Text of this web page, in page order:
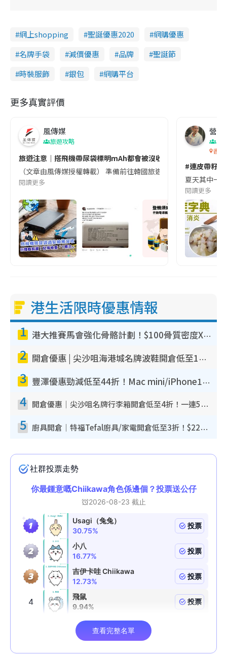
網上shopping 聖誕優惠2020
網購優惠
名牌手袋
減價優惠 品牌
聖誕節
時裝服飾
銀包 網購平台
更多真實評價
風傳媒
旅遊攻略
旅遊注意｜搭飛機帶尿袋標明mAh都會被沒收😱出發前切記檢查
（文章由風傳媒授權轉載） 準備前往韓國旅遊的民眾，近期要
閱讀更多
營養
香港
#連皮帶籽
夏天其中一
閱讀更多
港生活限時優惠情報
1 港大推賽馬會強化骨骼計劃！$100骨質密度X光檢查 完成免費運動訓練送超市禮券！附參加資格
2 開倉優惠 | 尖沙咀海港城名牌波鞋開倉低至1折！On鞋$899起／Joy&Peace鞋履$98起
3 豐澤優惠勁減低至44折！Mac mini/iPhone17Pro大減價！廚房家電$220起
4 開倉優惠｜尖沙咀名牌行李箱開倉低至4折！一連5日 American Tourister/ace./Hallmark $200起！
5 廚具開倉｜特福Tefal廚具/家電開倉低至3折！$220起買平底鍋/炒鑊/湯煲！電飯煲/吸塵機/燙斗$418起